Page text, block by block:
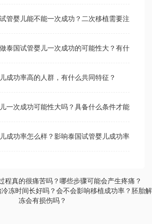
管婴儿能不能一次成功？二次移植需要注意什么
泰国试管婴儿一次成功的可能性大？有什么方
成功率高的人群，有什么共同特征？
一次成功可能性大吗？具备什么条件才能一次成
成功率怎么样？影响泰国试管婴儿成功率的因
程真的很痛苦吗？哪些步骤可能会产生疼痛？
冻时间长好吗？会不会影响移植成功率？胚胎解
冻会有损伤吗？